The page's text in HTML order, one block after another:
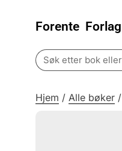
Forente Forlag
Search
for:
Hjem / Alle bøker /